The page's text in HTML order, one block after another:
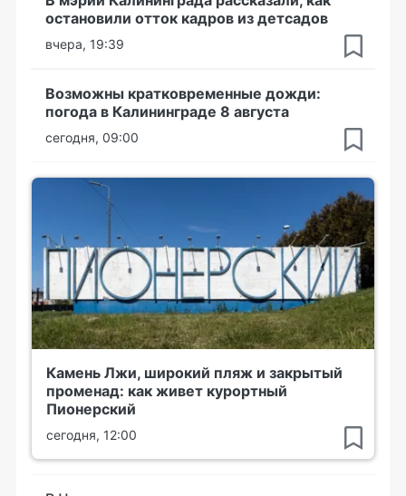
остановили отток кадров из детсадов
вчера, 19:39
Возможны кратковременные дожди:
погода в Калининграде 8 августа
сегодня, 09:00
Камень Лжи, широкий пляж и закрытый
променад: как живет курортный
Пионерский
сегодня, 12:00